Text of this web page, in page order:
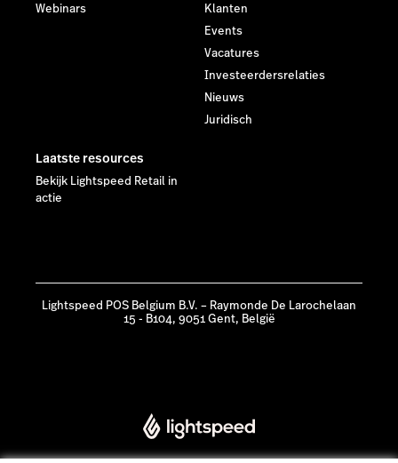
Webinars
Klanten
Events
Vacatures
Investeerdersrelaties
Nieuws
Juridisch
Laatste resources
Bekijk Lightspeed Retail in
actie
Lightspeed POS Belgium B.V. – Raymonde De Larochelaan
15 - B104, 9051 Gent, België